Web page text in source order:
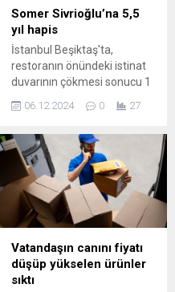
görüldü; bunun sonucunda
yüzlerce kayıp yaşandı ve
lojistik ile...
Somer Sivrioğlu’na 5,5
yıl hapis
İstanbul Beşiktaş'ta,
restoranın önündeki istinat
duvarının çökmesi sonucu 1
ve 1 kişinin yaralanmasına
Sivrioğlu, Kazım Evirgen ve
Kadri Berk Cemal, 5 yıl 6 ay
20'şer gün hapisle
cezalandırıldı.
06.12.2024 0 27
Vatandaşın canını fiyatı
düşüp yükselen ürünler
sıktı